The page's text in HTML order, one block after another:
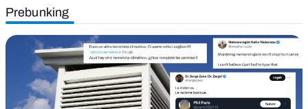
Prebunking